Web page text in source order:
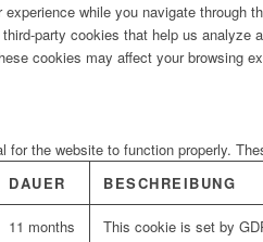
while you navigate
party cookies that help us
cookies may affect your browsing
for the website to function properly.
DAUER BESCHREIBUNG
11 months This cookie is set by